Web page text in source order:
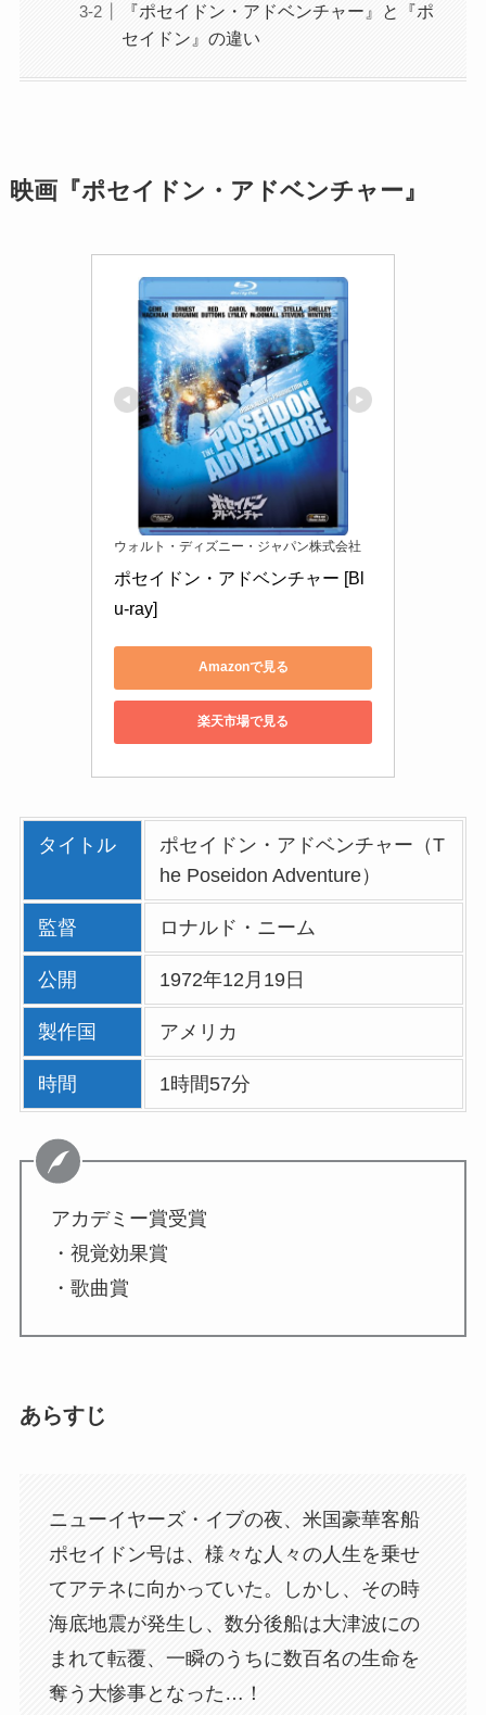
『ポセイドン・アドベンチャー』と『ポ
セイドン』の違い
映画『ポセイドン・アドベンチャー』
ウォルト・ディズニー・ジャパン株式会社
ポセイドン・アドベンチャー [Bl
u-ray]
Amazonで見る
楽天市場で見る
タイトル
ポセイドン・アドベンチャー（T
he Poseidon Adventure）
監督 ロナルド・ニーム
公開 1972年12月19日
製作国 アメリカ
時間 1時間57分
アカデミー賞受賞
・視覚効果賞
・歌曲賞
あらすじ
ニューイヤーズ・イブの夜、米国豪華客船
ポセイドン号は、様々な人々の人生を乗せ
てアテネに向かっていた。しかし、その時
海底地震が発生し、数分後船は大津波にの
まれて転覆、一瞬のうちに数百名の生命を
奪う大惨事となった…！